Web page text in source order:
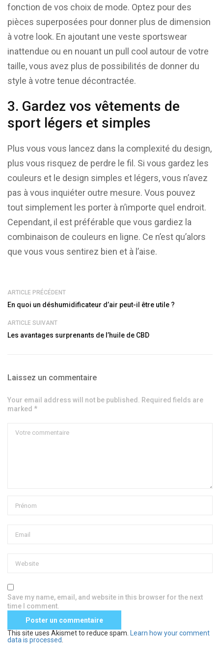
fonction de vos choix de mode. Optez pour des
pièces superposées pour donner plus de dimension
à votre look. En ajoutant une veste sportswear
inattendue ou en nouant un pull cool autour de votre
taille, vous avez plus de possibilités de donner du
style à votre tenue décontractée.
3. Gardez vos vêtements de
sport légers et simples
Plus vous vous lancez dans la complexité du design,
plus vous risquez de perdre le fil. Si vous gardez les
couleurs et le design simples et légers, vous n’avez
pas à vous inquiéter outre mesure. Vous pouvez
tout simplement les porter à n’importe quel endroit.
Cependant, il est préférable que vous gardiez la
combinaison de couleurs en ligne. Ce n’est qu’alors
que vous vous sentirez bien et à l’aise.
ARTICLE PRÉCÉDENT
En quoi un déshumidificateur d’air peut-il être utile ?
ARTICLE SUIVANT
Les avantages surprenants de l’huile de CBD
Laissez un commentaire
Your email address will not be published. Required fields are
marked *
Save my name, email, and website in this browser for the next
time I comment.
This site uses Akismet to reduce spam.
Learn how your comment
data is processed